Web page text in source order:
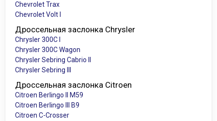
Chevrolet Trax
Chevrolet Volt I
Дроссельная заслонка Chrysler
Chrysler 300C I
Chrysler 300C Wagon
Chrysler Sebring Cabrio II
Chrysler Sebring III
Дроссельная заслонка Citroen
Citroen Berlingo II M59
Citroen Berlingo III B9
Citroen C-Crosser